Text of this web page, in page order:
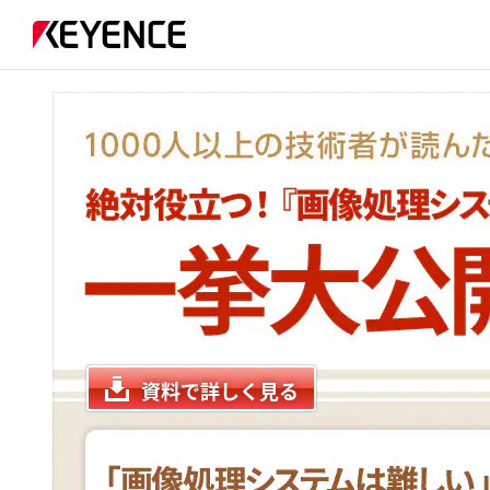
資料で詳しく見る